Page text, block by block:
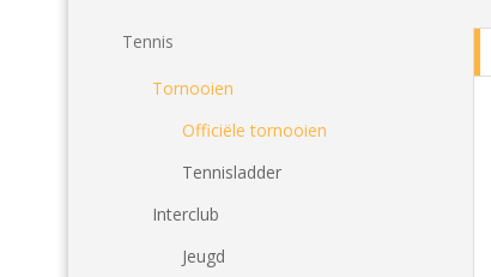
Tennis
Tornooien
Officiële tornooien
Tennisladder
Interclub
Jeugd